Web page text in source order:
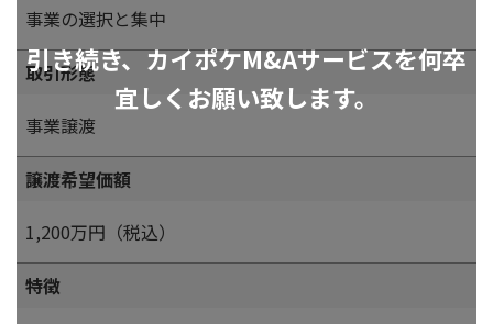
引き続き、カイポケM&Aサービスを何卒
宜しくお願い致します。
事業の選択と集中
取引形態
事業譲渡
譲渡希望価額
1,200万円（税込）
特徴